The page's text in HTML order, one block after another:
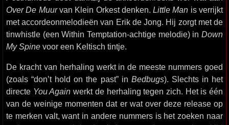
Over De Muurvan Klein Orkest denken.Little Man is verrijkt
met accordeonmelodieën van Erik de Jong. Hij zorgt met de
tinwhistle (een Within Temptation-achtige melodie) in Down
My Spine voor een Keltisch tintje.
De kracht van herhaling werkt in de meeste nummers goed
(zoals “don’t hold on the past” in Bedbugs). Slechts in het
directe You Again werkt de herhaling tegen zich. Het is één
van de weinige momenten dat er wat over deze release op
te merken valt, want in andere nummers is het zoeken naar